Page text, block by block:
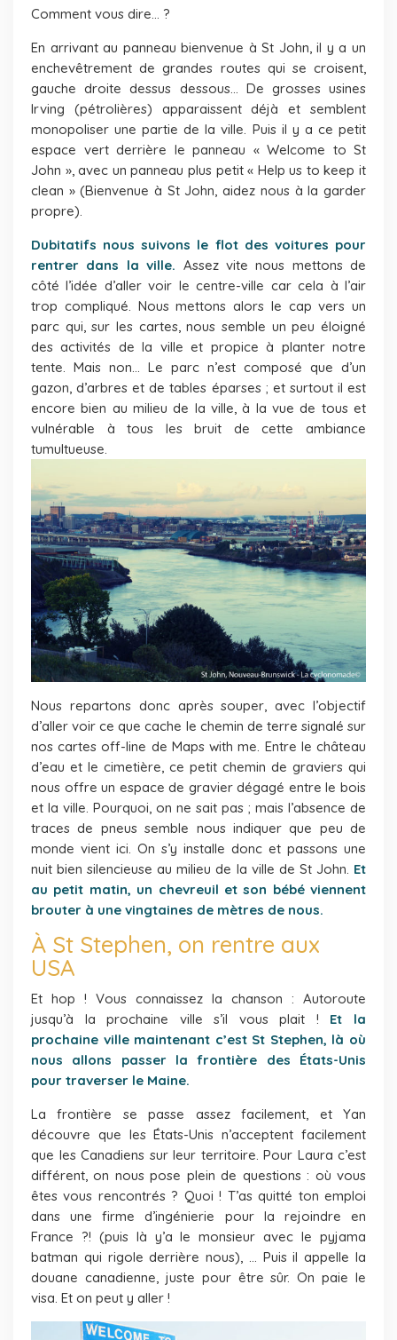
Comment vous dire… ?
En arrivant au panneau bienvenue à St John, il y a un
enchevêtrement de grandes routes qui se croisent,
gauche droite dessus dessous… De grosses usines
Irving (pétrolières) apparaissent déjà et semblent
monopoliser une partie de la ville. Puis il y a ce petit
espace vert derrière le panneau « Welcome to St
John », avec un panneau plus petit « Help us to keep it
clean » (Bienvenue à St John, aidez nous à la garder
propre).
Dubitatifs nous suivons le flot des voitures pour
rentrer dans la ville. Assez vite nous mettons de
côté l’idée d’aller voir le centre-ville car cela à l’air
trop compliqué. Nous mettons alors le cap vers un
parc qui, sur les cartes, nous semble un peu éloigné
des activités de la ville et propice à planter notre
tente. Mais non… Le parc n’est composé que d’un
gazon, d’arbres et de tables éparses ; et surtout il est
encore bien au milieu de la ville, à la vue de tous et
vulnérable à tous les bruit de cette ambiance
tumultueuse.
Nous repartons donc après souper, avec l’objectif
d’aller voir ce que cache le chemin de terre signalé sur
nos cartes off-line de Maps with me. Entre le château
d’eau et le cimetière, ce petit chemin de graviers qui
nous offre un espace de gravier dégagé entre le bois
et la ville. Pourquoi, on ne sait pas ; mais l’absence de
traces de pneus semble nous indiquer que peu de
monde vient ici. On s’y installe donc et passons une
nuit bien silencieuse au milieu de la ville de St John. Et
au petit matin, un chevreuil et son bébé viennent
brouter à une vingtaines de mètres de nous.
À St Stephen, on rentre aux
USA
Et hop ! Vous connaissez la chanson : Autoroute
jusqu’à la prochaine ville s’il vous plait ! Et la
prochaine ville maintenant c’est St Stephen, là où
nous allons passer la frontière des États-Unis
pour traverser le Maine.
La frontière se passe assez facilement, et Yan
découvre que les États-Unis n’acceptent facilement
que les Canadiens sur leur territoire. Pour Laura c’est
différent, on nous pose plein de questions : où vous
êtes vous rencontrés ? Quoi ! T’as quitté ton emploi
dans une firme d’ingénierie pour la rejoindre en
France ?! (puis là y’a le monsieur avec le pyjama
batman qui rigole derrière nous), … Puis il appelle la
douane canadienne, juste pour être sûr. On paie le
visa. Et on peut y aller !